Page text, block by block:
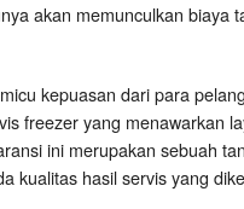
akan memunculkan biaya
kepuasan dari para
freezer yang menawarkan
ini merupakan sebuah
kualitas hasil servis yang